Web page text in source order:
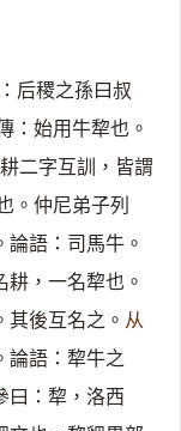
后稷之孫曰叔
：始用牛犂也。
耕二字互訓，皆謂
。仲尼弟子列
語：司馬牛。
，一名犂也。
後互名之。 从
論語：犂牛之
曰：犂，洛西